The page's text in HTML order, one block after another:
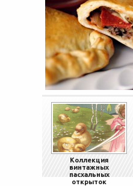
Коллекция
винтажных
пасхальных
открыток